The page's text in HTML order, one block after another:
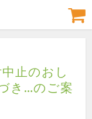
止のおし
き…のご案